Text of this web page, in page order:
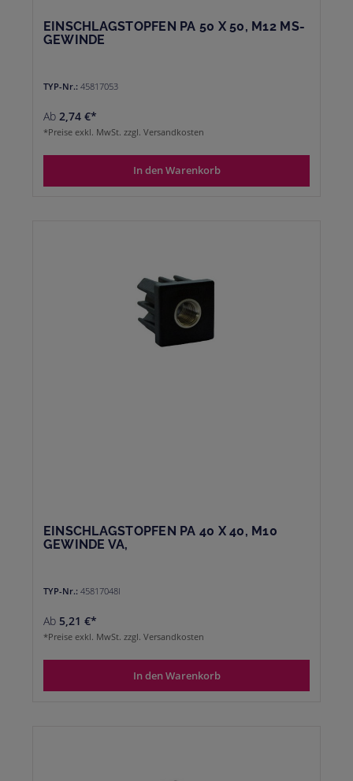
EINSCHLAGSTOPFEN PA 50 X 50, M12 MS-
GEWINDE
TYP-Nr.: 45817053
Ab 2,74 €*
*Preise exkl. MwSt. zzgl. Versandkosten
In den Warenkorb
EINSCHLAGSTOPFEN PA 40 X 40, M10
GEWINDE VA,
TYP-Nr.: 45817048I
Ab 5,21 €*
*Preise exkl. MwSt. zzgl. Versandkosten
In den Warenkorb